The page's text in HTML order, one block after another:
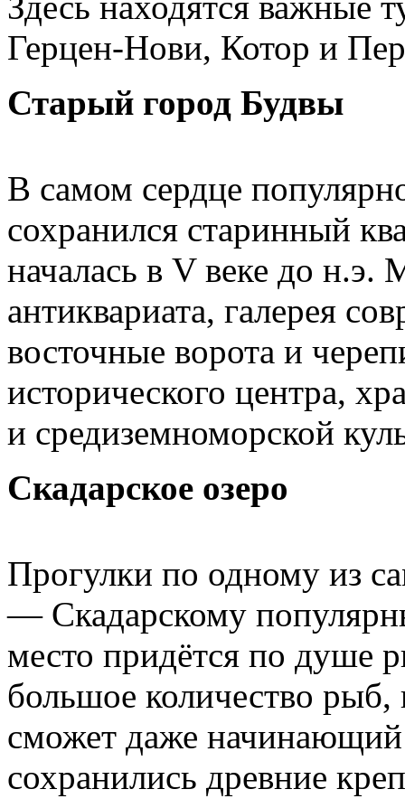
Герцен-Нови, Котор и
Старый город Будвы
В самом сердце
сохранился старинный
началась в V веке до н.э.
антиквариата, галерея
восточные ворота и
исторического центра,
и средиземноморской
Скадарское озеро
Прогулки по одному из
— Скадарскому
место придётся по душе
большое количество рыб,
сможет даже начинающий
сохранились древние